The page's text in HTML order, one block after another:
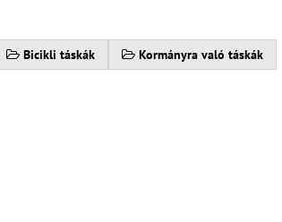
Bicikli táskák Kormányra való táskák